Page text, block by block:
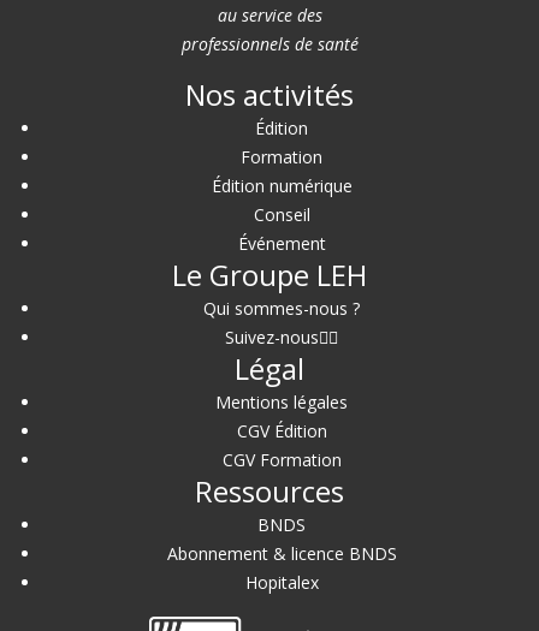
au service des
professionnels de santé
Nos activités
Édition
Formation
Édition numérique
Conseil
Événement
Le Groupe LEH
Qui sommes-nous ?
Suivez-nous
Légal
Mentions légales
CGV Édition
CGV Formation
Ressources
BNDS
Abonnement & licence BNDS
Hopitalex